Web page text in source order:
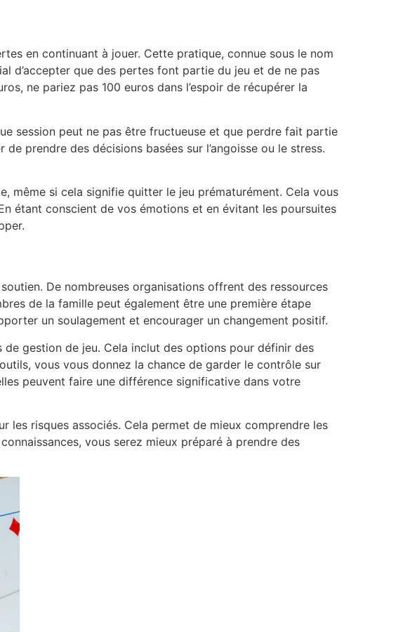
en continuant à jouer. Cette pratique, connue sous le nom
d’accepter que des pertes font partie du jeu et de ne pas
ne pariez pas 100 euros dans l’espoir de récupérer la
session peut ne pas être fructueuse et que perdre fait partie
prendre des décisions basées sur l’angoisse ou le stress.
même si cela signifie quitter le jeu prématurément. Cela vous
étant conscient de vos émotions et en évitant les poursuites
De nombreuses organisations offrent des ressources
de la famille peut également être une première étape
un soulagement et encourager un changement positif.
gestion de jeu. Cela inclut des options pour définir des
vous vous donnez la chance de garder le contrôle sur
peuvent faire une différence significative dans votre
les risques associés. Cela permet de mieux comprendre les
vous serez mieux préparé à prendre des